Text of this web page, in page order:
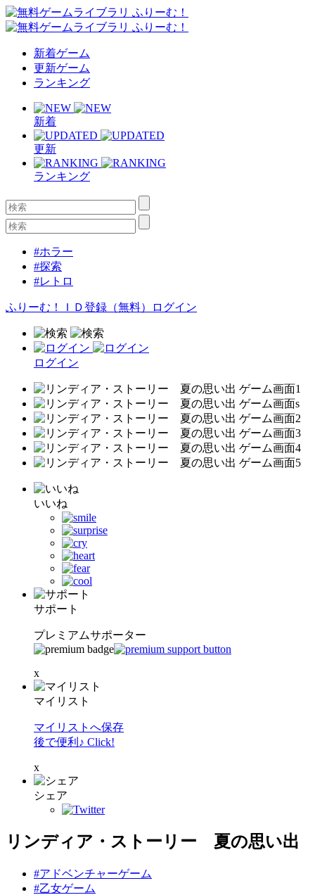
新着ゲーム
更新ゲーム
ランキング
新着
更新
ランキング
#ホラー
#探索
#レトロ
ふりーむ！ＩＤ登録（無料） ログイン
ログイン
いいね
サポート
プレミアムサポーター
x
マイリスト
マイリストへ保存
後で便利♪ Click!
x
シェア
リンディア・ストーリー 夏の思い出
#アドベンチャーゲーム
#乙女ゲーム